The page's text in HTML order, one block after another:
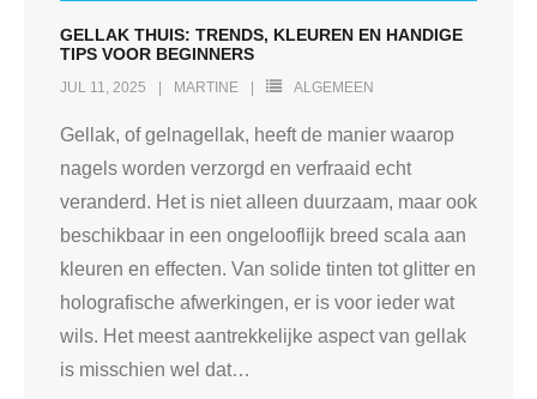
GELLAK THUIS: TRENDS, KLEUREN EN HANDIGE
TIPS VOOR BEGINNERS
JUL 11, 2025 MARTINE ALGEMEEN
Gellak, of gelnagellak, heeft de manier waarop
nagels worden verzorgd en verfraaid echt
veranderd. Het is niet alleen duurzaam, maar ook
beschikbaar in een ongelooflijk breed scala aan
kleuren en effecten. Van solide tinten tot glitter en
holografische afwerkingen, er is voor ieder wat
wils. Het meest aantrekkelijke aspect van gellak
is misschien wel dat…